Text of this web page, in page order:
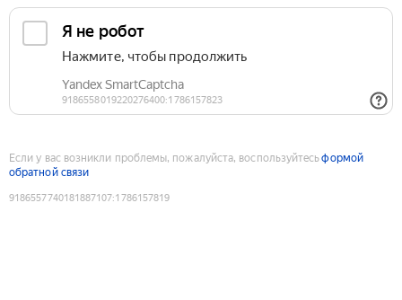
Если у вас возникли проблемы, пожалуйста, воспользуйтесьформой
обратной связи
9186557740181887107:1786157819